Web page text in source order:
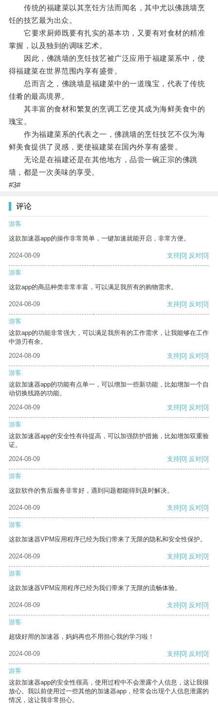
传统的福建菜以其烹饪方法而闻名，其中尤以佛跳墙烹
饪的技艺最为出众。
它要求厨师既要有扎实的基本功，又要有对食材的精准
掌握，以及独到的调味艺术。
因此，佛跳墙的烹饪技艺被广泛应用于福建菜系中，使
得福建菜在世界范围内享有盛誉。
总而言之，佛跳墙是福建菜中的一道瑰宝，代表了传统
佳肴的最高境界。
其丰富的食材和繁复的烹调工艺使其成为海鲜美食中的
瑰宝。
作为福建菜系的代表之一，佛跳墙的烹饪技艺不仅为海
鲜美食提供了灵感，更使福建菜在国内外享有盛誉。
无论是在福建还是在其他地方，品尝一碗正宗的佛跳
墙，都是一次美味的享受。
#3#
评论
游客
这款加速器app的操作非常简单，一键加速就能开启，非常方便。
2024-08-09 支持[0] 反对[0]
游客
这款app的商品种类非常丰富，可以满足我所有的购物需求。
2024-08-09 支持[0] 反对[0]
游客
这款app的功能非常强大，可以满足我所有的工作需求，让我能够在工作
中游刃有余。
2024-08-09
支持[0] 反对[0]
游客
这款加速器app的功能有点单一，可以增加一些新功能，比如增加一个自
动切换线路的功能。
2024-08-09
支持[0] 反对[0]
游客
这款加速器app的安全性有待提高，可以加强防护措施，比如增加双重验
证。
2024-08-09
支持[0] 反对[0]
游客
这款软件的售后服务非常好，遇到问题都能得到及时解决。
2024-08-09 支持[0] 反对[0]
游客
这款加速器VPM应用程序已经为我们带来了无限的隐私和安全性保护。
2024-08-09 支持[0] 反对[0]
游客
这款加速器VPM应用程序已经为我们带来了无限的流畅体验。
2024-08-09 支持[0] 反对[0]
游客
超级好用的加速器，妈妈再也不用担心我的学习啦！
2024-08-09 支持[0] 反对[0]
游客
这款加速器app的安全性很高，使用过程中不会泄露个人信息，这让我很
放心。我以前使用过一些其他的加速器app，经常会出现个人信息泄露的
情况，这让我非常担心。